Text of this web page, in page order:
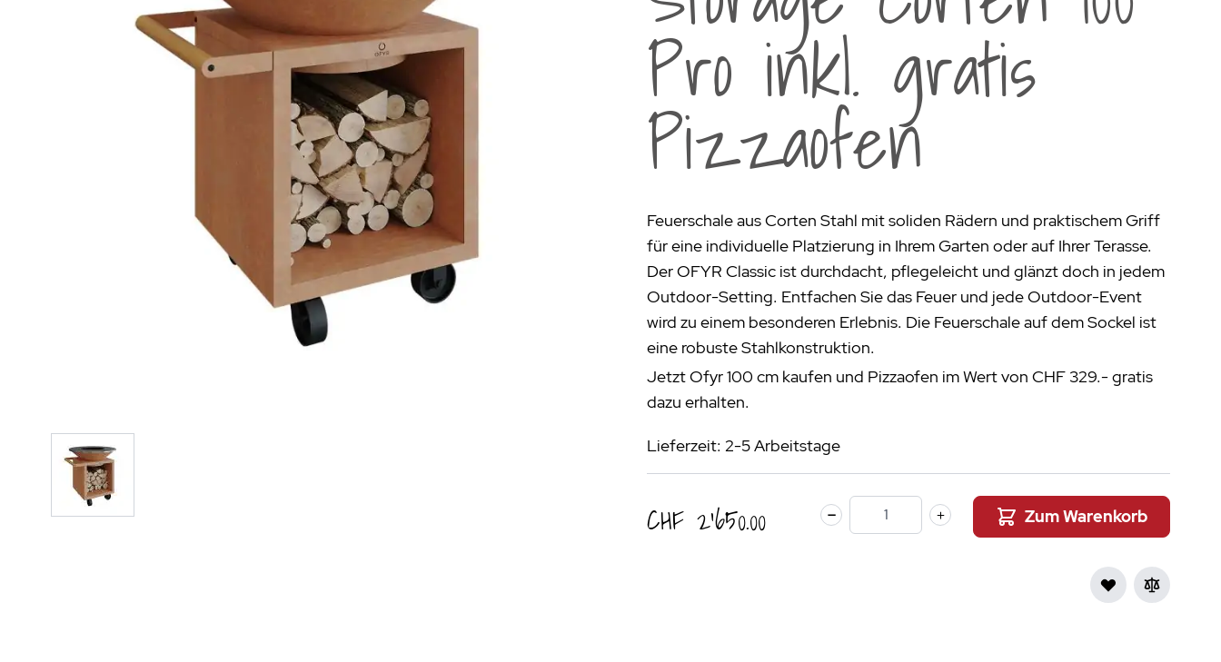
Weber Elektrogrill
Weber Zubehör>
BBQ Kitchen - Outdoorküchen Weber
Grillmontage & Lieferung
Schüsseln & Siebe
Schalen & Körbe
Diverses
Kühltaschen | Isoliertaschen
Raumdüfte
Panier des Sens Körperpflege
Reinigung
Pro inkl. gratis
Pizzaofen
Feuerschale aus Corten Stahl mit soliden Rädern und praktischem Griff
für eine individuelle Platzierung in Ihrem Garten oder auf Ihrer Terasse.
Der OFYR Classic ist durchdacht, pflegeleicht und glänzt doch in jedem
Outdoor-Setting. Entfachen Sie das Feuer und jede Outdoor-Event
wird zu einem besonderen Erlebnis. Die Feuerschale auf dem Sockel ist
eine robuste Stahlkonstruktion.
Jetzt Ofyr 100 cm kaufen und Pizzaofen im Wert von CHF 329.- gratis
dazu erhalten.
Lieferzeit: 2-5 Arbeitstage
CHF 2’650.00 Menge Zum Warenkorb